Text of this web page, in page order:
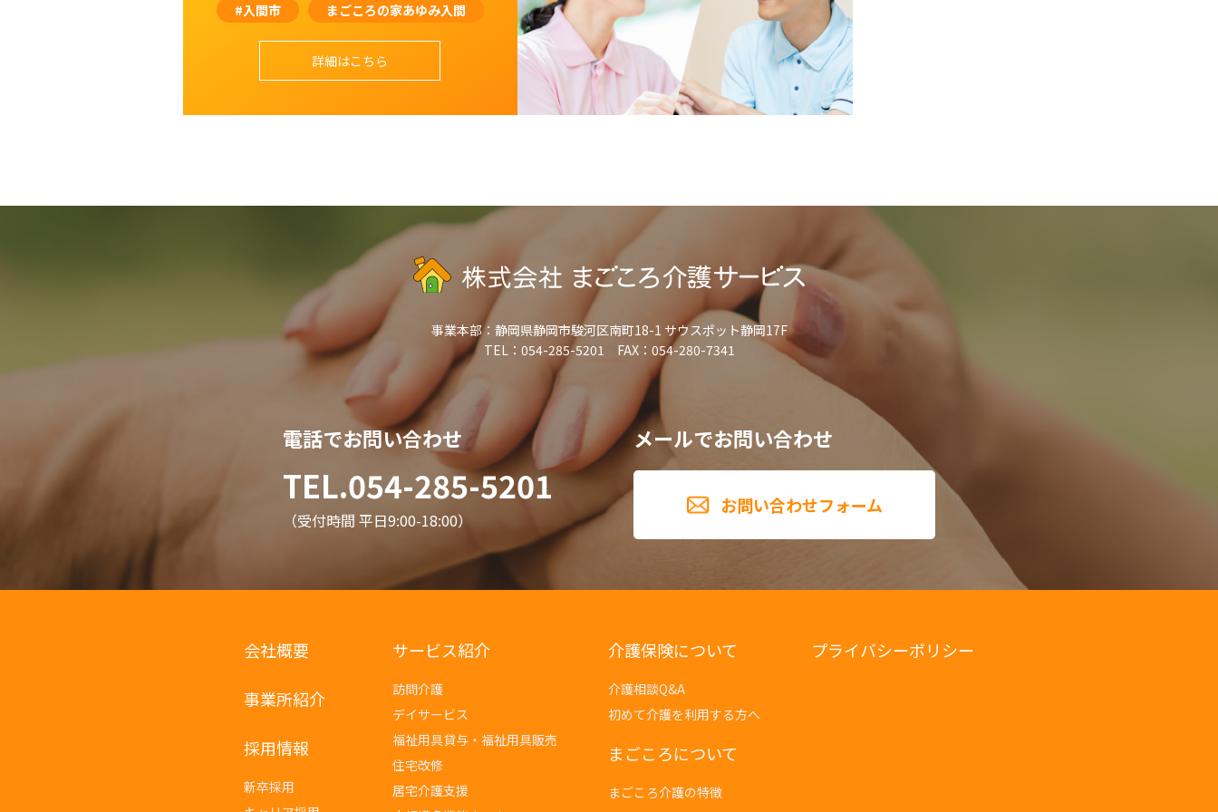
#入間市 まごころの家あゆみ入間
詳細はこちら
事業本部： 静岡県静岡市駿河区南町18-1 サウスポット静岡17F
TEL：054-285-5201 FAX：054-280-7341
電話でお問い合わせ
TEL.054-285-5201
（受付時間 平日9:00-18:00）
メールでお問い合わせ
お問い合わせフォーム
会社概要
事業所紹介
採用情報
新卒採用
サービス紹介
訪問介護
デイサービス
福祉用具貸与・福祉用具販売
住宅改修
居宅介護支援
介護保険について
介護相談Q&A
初めて介護を利用する方へ
まごころについて
まごころ介護の特徴
プライバシーポリシー